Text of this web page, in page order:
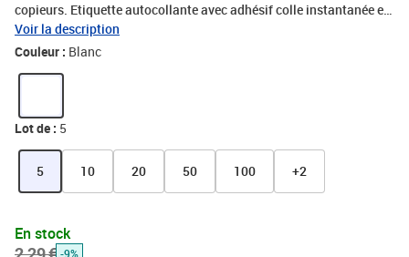
copieurs. Etiquette autocollante avec adhésif colle instantanée et
permanente. Trés utile pour toute utilisation bureautique : mailing
-publipostage, timbre, étiquette adresse,étiquette dossier ou pour
découvrir la partie adhésive rapidement.
Voir la description
Couleur : Blanc
Lot de : 5
5 10 20 50 100 +2
En stock
-9%